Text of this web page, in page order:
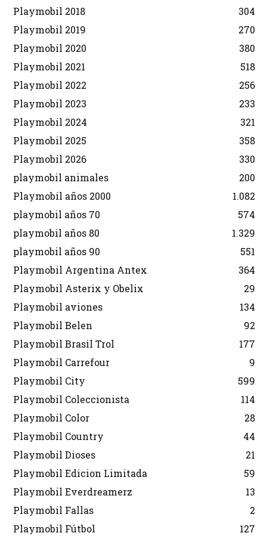
Playmobil 2018
304
Playmobil 2019
270
Playmobil 2020
380
Playmobil 2021
518
Playmobil 2022
256
Playmobil 2023
233
Playmobil 2024
321
Playmobil 2025
358
Playmobil 2026
330
playmobil animales
200
Playmobil años 2000
1.082
playmobil años 70
574
playmobil años 80
1.329
playmobil años 90
551
Playmobil Argentina Antex
364
Playmobil Asterix y Obelix
29
Playmobil aviones
134
Playmobil Belen
92
Playmobil Brasil Trol
177
Playmobil Carrefour
9
Playmobil City
599
Playmobil Coleccionista
114
Playmobil Color
28
Playmobil Country
44
Playmobil Dioses
21
Playmobil Edicion Limitada
59
Playmobil Everdreamerz
13
Playmobil Fallas
2
Playmobil Fútbol
127